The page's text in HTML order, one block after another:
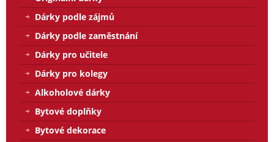
Dárky podle zájmů
Dárky podle zaměstnání
Dárky pro učitele
Dárky pro kolegy
Alkoholové dárky
Bytové doplňky
Bytové dekorace